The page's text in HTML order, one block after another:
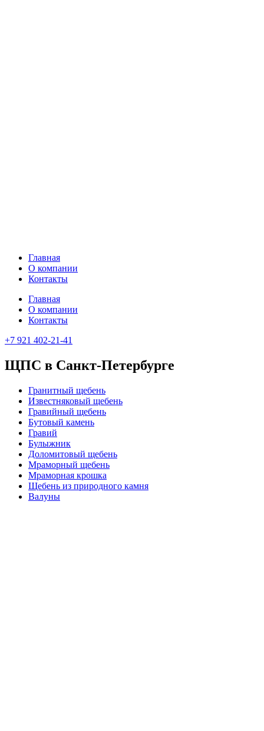
Главная
О компании
Контакты
Главная
О компании
Контакты
+7 921 402-21-41
ЩПС в Санкт-Петербурге
Гранитный щебень
Известняковый щебень
Гравийный щебень
Бутовый камень
Гравий
Булыжник
Доломитовый щебень
Мраморный щебень
Мраморная крошка
Щебень из природного камня
Валуны